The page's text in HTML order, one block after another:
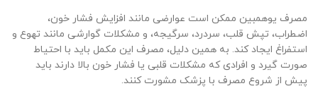
مصرف یوهمبین ممکن است عوارضی مانند افزایش فشار خون،
اضطراب، تپش قلب، سردرد، سرگیجه، و مشکلات گوارشی مانند تهوع و
استفراغ ایجاد کند. به همین دلیل، مصرف این مکمل باید با احتیاط
صورت گیرد و افرادی که مشکلات قلبی یا فشار خون بالا دارند باید
پیش از شروع مصرف با پزشک مشورت کنند.